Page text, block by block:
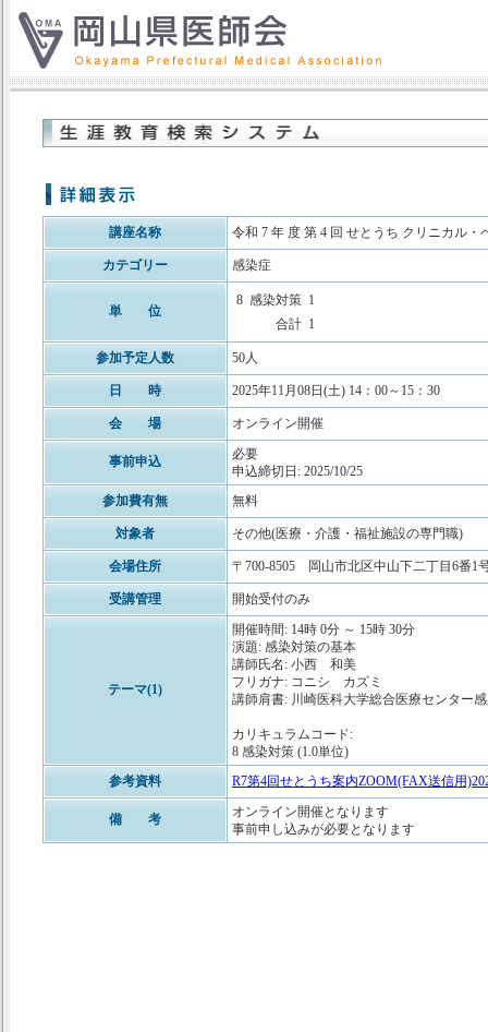
講座名称 令和 7 年 度 第 4 回 せとうち クリニカル
カテゴリー 感染症
単 位
8 感染対策 1
合計 1
参加予定人数 50人
日 時 2025年11月08日(土) 14：00～15：30
会 場 オンライン開催
事前申込
必要
申込締切日: 2025/10/25
参加費有無
無料
対象者 その他(医療・介護・福祉施設の専門職)
会場住所 〒700-8505 岡山市北区中山下二丁目6番1
受講管理 開始受付のみ
テーマ(1)
開催時間: 14時 0分 ～ 15時 30分
演題: 感染対策の基本
講師氏名: 小西 和美
フリガナ: コニシ カズミ
講師肩書: 川崎医科大学総合医療センター
カリキュラムコード:
8 感染対策 (1.0単位)
参考資料
R7第4回せとうち案内ZOOM(FAX送信用
備 考
オンライン開催となります
事前申し込みが必要となります